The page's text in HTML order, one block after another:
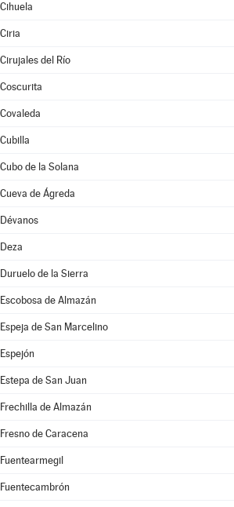
Cihuela
Ciria
Cirujales del Río
Coscurita
Covaleda
Cubilla
Cubo de la Solana
Cueva de Ágreda
Dévanos
Deza
Duruelo de la Sierra
Escobosa de Almazán
Espeja de San Marcelino
Espejón
Estepa de San Juan
Frechilla de Almazán
Fresno de Caracena
Fuentearmegil
Fuentecambrón